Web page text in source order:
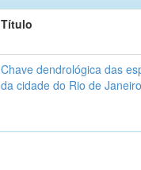
Título
Chave dendrológica das
da cidade do Rio de